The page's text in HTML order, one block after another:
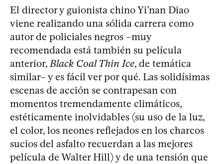
El director y guionista chino Yi’nan Diao
viene realizando una sólida carrera como
autor de policiales negros –muy
recomendada está también su película
anterior,Black Coal Thin Ice, de temática
similar– y es fácil ver por qué. Las solidísimas
escenas de acción se contrapesan con
momentos tremendamente climáticos,
estéticamente inolvidables (su uso de la luz,
el color, los neones reflejados en los charcos
sucios del asfalto recuerdan a las mejores
película de Walter Hill) y de una tensión que